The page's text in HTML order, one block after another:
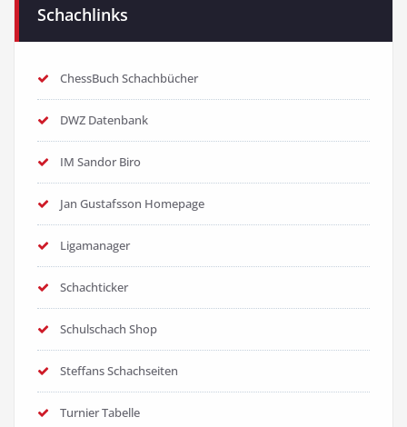
Schachlinks
ChessBuch Schachbücher
DWZ Datenbank
IM Sandor Biro
Jan Gustafsson Homepage
Ligamanager
Schachticker
Schulschach Shop
Steffans Schachseiten
Turnier Tabelle